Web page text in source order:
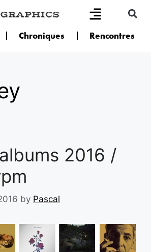
Chroniques Rencontres
2016 /
by Pascal